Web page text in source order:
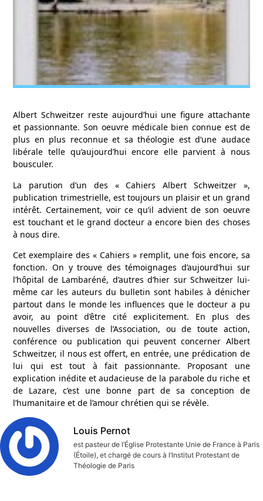
Albert Schweitzer reste aujourd’hui une figure attachante
et passionnante. Son oeuvre médicale bien connue est de
plus en plus reconnue et sa théologie est d’une audace
libérale telle qu’aujourd’hui encore elle parvient à nous
bousculer.
La parution d’un des « Cahiers Albert Schweitzer »,
publication trimestrielle, est toujours un plaisir et un grand
intérêt. Certainement, voir ce qu’il advient de son oeuvre
est touchant et le grand docteur a encore bien des choses
à nous dire.
Cet exemplaire des « Cahiers » remplit, une fois encore, sa
fonction. On y trouve des témoignages d’aujourd’hui sur
l’hôpital de Lambaréné, d’autres d’hier sur Schweitzer lui-
même car les auteurs du bulletin sont habiles à dénicher
partout dans le monde les influences que le docteur a pu
avoir, au point d’être cité explicitement. En plus des
nouvelles diverses de l’Association, ou de toute action,
conférence ou publication qui peuvent concerner Albert
Schweitzer, il nous est offert, en entrée, une prédication de
lui qui est tout à fait passionnante. Proposant une
explication inédite et audacieuse de la parabole du riche et
de Lazare, c’est une bonne part de sa conception de
l’humanitaire et de l’amour chrétien qui se révèle.
Louis Pernot
est pasteur de l’Église Protestante Unie de France à Paris
(Étoile), et chargé de cours à l’Institut Protestant de
Théologie de Paris